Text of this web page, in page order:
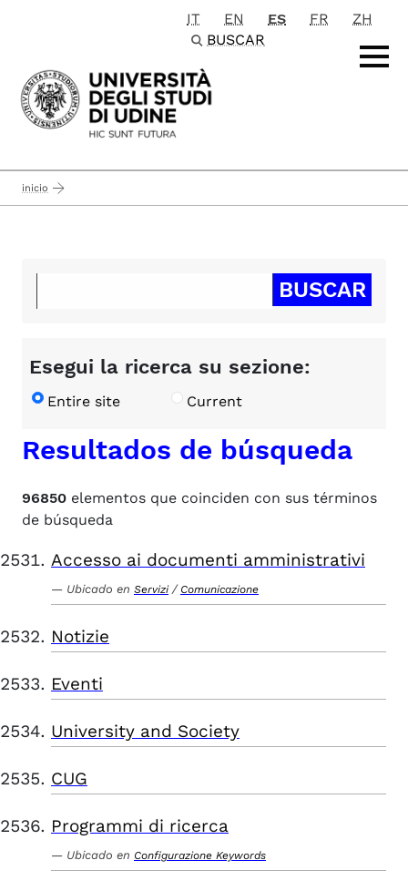
Passa al contenuto principale
IT EN ES FR
ZH
BUSCAR
inicio
Esegui la ricerca su sezione:
Entire site Current
Resultados de búsqueda
96850 elementos que coinciden con sus términos
de búsqueda
Accesso ai documenti amministrativi
Ubicado en Servizi / Comunicazione
Notizie
Eventi
University and Society
CUG
Programmi di ricerca
Ubicado en Configurazione Keywords